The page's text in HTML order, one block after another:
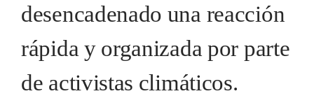
desencadenado una reacción
rápida y organizada por parte
de activistas climáticos.